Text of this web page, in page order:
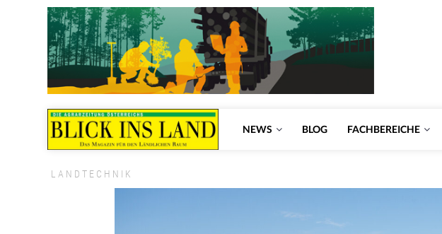
NEWS BLOG FACHBEREICHE
LANDTECHNIK